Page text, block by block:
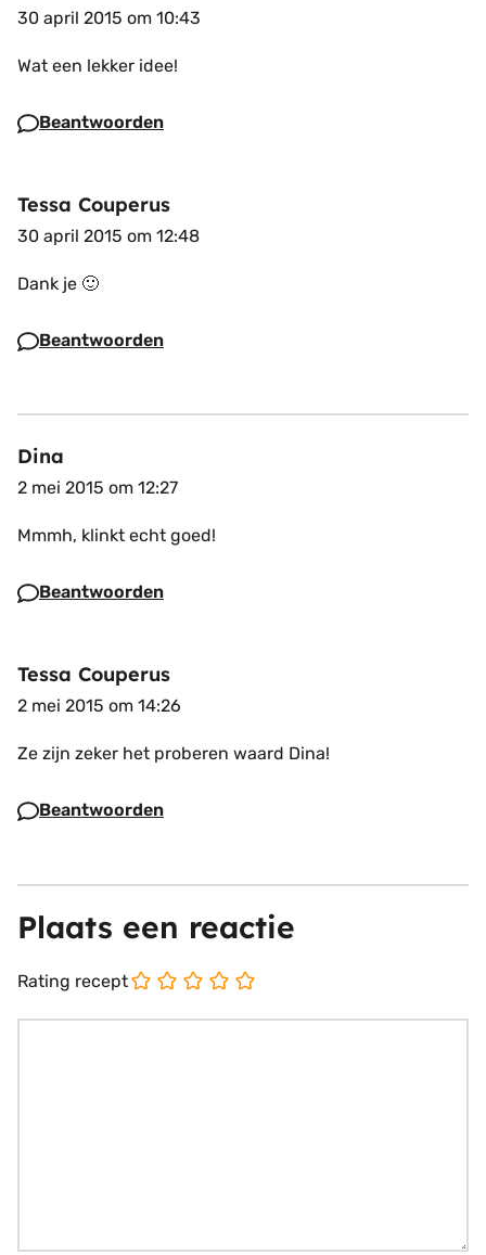
30 april 2015 om 10:43
Wat een lekker idee!
Beantwoorden
Tessa Couperus
30 april 2015 om 12:48
Dank je 🙂
Beantwoorden
Dina
2 mei 2015 om 12:27
Mmmh, klinkt echt goed!
Beantwoorden
Tessa Couperus
2 mei 2015 om 14:26
Ze zijn zeker het proberen waard Dina!
Beantwoorden
Plaats een reactie
Rating recept